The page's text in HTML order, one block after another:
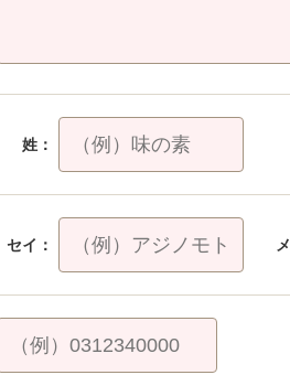
姓：
セイ：